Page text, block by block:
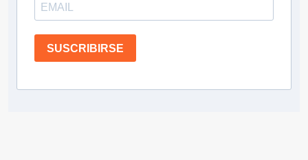
SUSCRIBIRSE